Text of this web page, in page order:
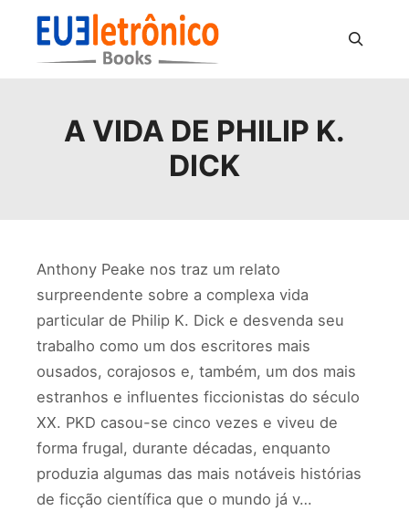
A VIDA DE PHILIP K.
DICK
Anthony Peake nos traz um relato
surpreendente sobre a complexa vida
particular de Philip K. Dick e desvenda seu
trabalho como um dos escritores mais
ousados, corajosos e, também, um dos mais
estranhos e influentes ficcionistas do século
XX. PKD casou-se cinco vezes e viveu de
forma frugal, durante décadas, enquanto
produzia algumas das mais notáveis histórias
de ficção científica que o mundo já v…